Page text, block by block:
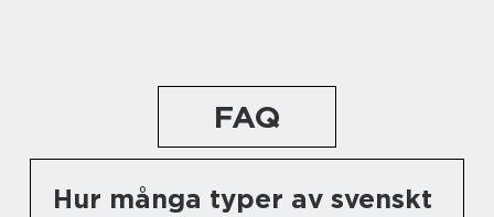
FAQ
Hur många typer av svenskt